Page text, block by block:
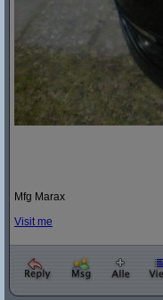
Mfg Marax
Visit me